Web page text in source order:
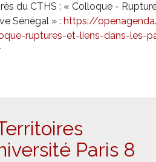
du CTHS : « Colloque -
Sénégal » : https://
ruptures-et-liens-dans-les-
Paris 8